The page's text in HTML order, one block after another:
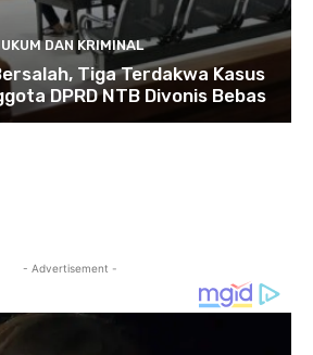
DAN KRIMINAL
Tiga Terdakwa Kasus
DPRD NTB Divonis Bebas
- Advertisement -